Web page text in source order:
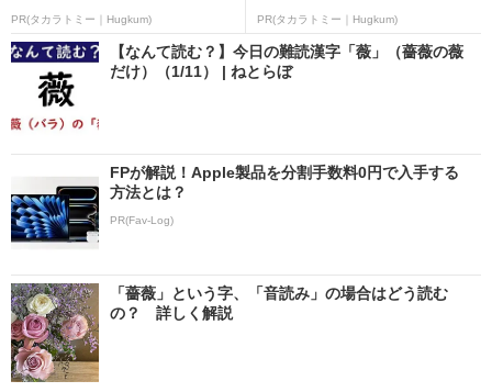
PR(タカラトミー｜Hugkum) PR(タカラトミー｜Hugkum)
【なんて読む？】今日の難読漢字「薇」（薔薇の薇
だけ）（1/11） | ねとらぼ
FPが解説！Apple製品を分割手数料0円で入手する
方法とは？
PR(Fav-Log)
「薔薇」という字、「音読み」の場合はどう読む
の？ 詳しく解説